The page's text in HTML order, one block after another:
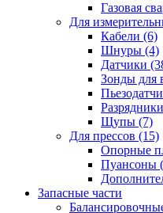
Газовая
Для
Кабели (6)
Шнуры (4)
Датчики
Зонды для
Разрядники
Щупы (7)
Для прессов (15)
Опорные
Пуансоны
Запасные части